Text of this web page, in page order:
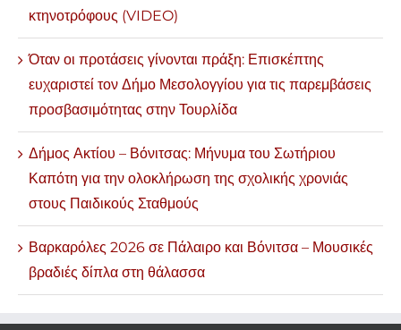
κτηνοτρόφους (VIDEO)
Όταν οι προτάσεις γίνονται πράξη: Επισκέπτης
ευχαριστεί τον Δήμο Μεσολογγίου για τις παρεμβάσεις
προσβασιμότητας στην Τουρλίδα
Δήμος Ακτίου – Βόνιτσας: Μήνυμα του Σωτήριου
Καπότη για την ολοκλήρωση της σχολικής χρονιάς
στους Παιδικούς Σταθμούς
Βαρκαρόλες 2026 σε Πάλαιρο και Βόνιτσα – Μουσικές
βραδιές δίπλα στη θάλασσα